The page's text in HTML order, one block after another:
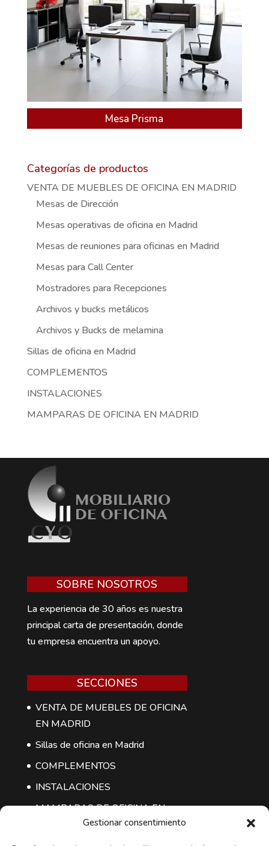
Gestionar consentimiento
Mesa Prisma
Categorías de productos
VENTA DE MUEBLES DE OFICINA EN MADRID
Mesas de Dirección
Mesas operativas de oficina en Madrid
Mesas de reuniones para oficinas en Madrid
Mesas para Call Center
Mostradores para Recepciones
Archivos y bucks metálicos
Archivos y Bucks de melamina
Sillas de oficina en Madrid
COMPLEMENTOS
INSTALACIONES
MAMPARAS DE OFICINA EN MADRID
SOBRE NOSOTROS
La experiencia de 30 años es nuestra
principal carta de presentación, donde
tu empresa encuentra un apoyo.
SECCIONES
VENTA DE MUEBLES DE OFICINA
EN MADRID
Sillas de oficina en Madrid
COMPLEMENTOS
INSTALACIONES
MAMPARAS DE OFICINA EN